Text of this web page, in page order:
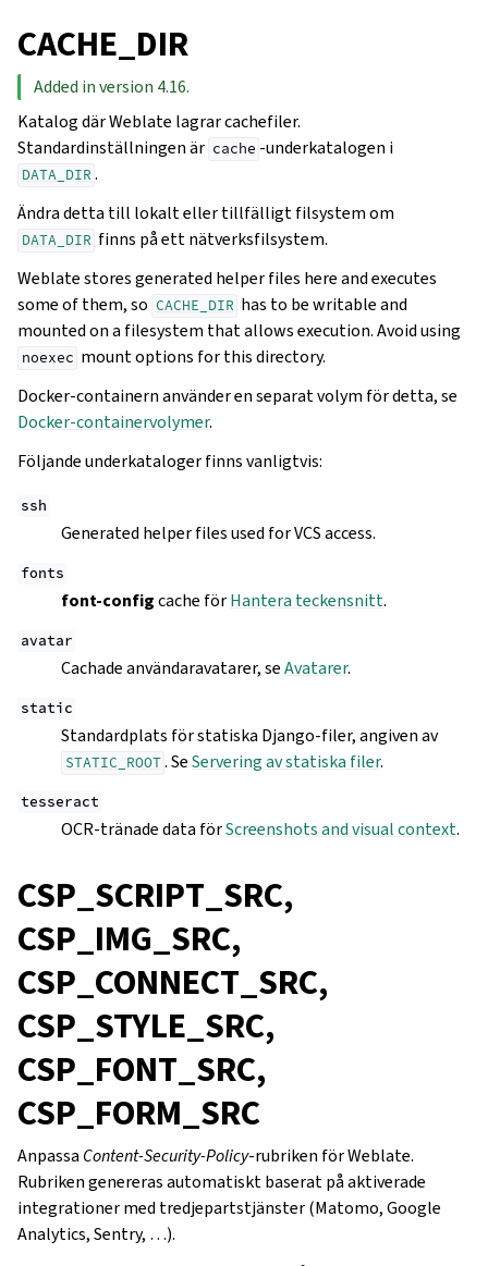
CACHE_DIR
Added in version 4.16.
Katalog där Weblate lagrar cachefiler.
Standardinställningen är cache -underkatalogen i
DATA_DIR .
Ändra detta till lokalt eller tillfälligt filsystem om
DATA_DIR finns på ett nätverksfilsystem.
Weblate stores generated helper files here and executes
some of them, so CACHE_DIR has to be writable and
mounted on a filesystem that allows execution. Avoid using
noexec mount options for this directory.
Docker-containern använder en separat volym för detta, se
Docker-containervolymer.
Följande underkataloger finns vanligtvis:
ssh
Generated helper files used for VCS access.
fonts
font-configcache förHantera teckensnitt.
avatar
Cachade användaravatarer, seAvatarer.
static
Standardplats för statiska Django-filer, angiven av
STATIC_ROOT . SeServering av statiska filer.
tesseract
OCR-tränade data förScreenshots and visual context.
CSP_SCRIPT_SRC,
CSP_IMG_SRC,
CSP_CONNECT_SRC,
CSP_STYLE_SRC,
CSP_FONT_SRC,
CSP_FORM_SRC
Anpassa Content-Security-Policy-rubriken för Weblate.
Rubriken genereras automatiskt baserat på aktiverade
integrationer med tredjepartstjänster (Matomo, Google
Analytics, Sentry, …).